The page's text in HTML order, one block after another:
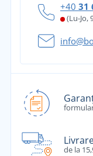
+40 31
(Lu-Jo,
de la